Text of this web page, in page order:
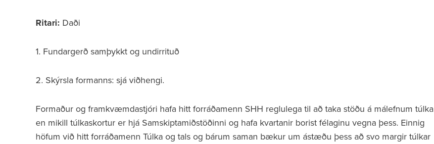
Ritari: Daði
1. Fundargerð samþykkt og undirrituð
2. Skýrsla formanns: sjá viðhengi.
Formaður og framkvæmdastjóri hafa hitt forráðamenn SHH reglulega til að taka stöðu á málefnum túlka
en mikill túlkaskortur er hjá Samskiptamiðstöðinni og hafa kvartanir borist félaginu vegna þess. Einnig
höfum við hitt forráðamenn Túlka og tals og bárum saman bækur um ástæðu þess að svo margir túlkar